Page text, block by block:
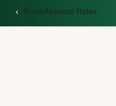
RolexAksesori Rolex